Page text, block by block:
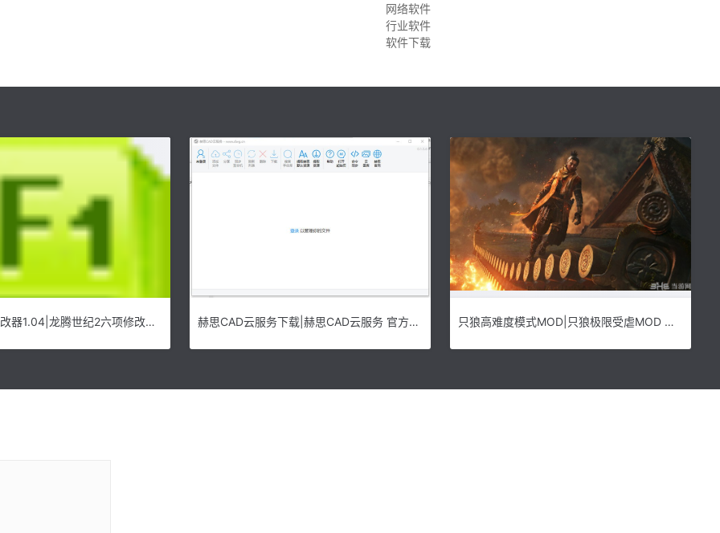
网络软件
行业软件
软件下载
龙腾世纪2修改器1.04|龙腾世纪2六项修改器 v1.04下载 赫思CAD云服务下载|赫思CAD云服务 官方版v1.0320下载 只狼高难度模式MOD|只狼极限受虐MOD 下载